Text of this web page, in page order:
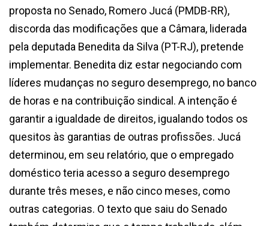
proposta no Senado, Romero Jucá (PMDB-RR),
discorda das modificações que a Câmara, liderada
pela deputada Benedita da Silva (PT-RJ), pretende
implementar. Benedita diz estar negociando com
líderes mudanças no seguro desemprego, no banco
de horas e na contribuição sindical. A intenção é
garantir a igualdade de direitos, igualando todos os
quesitos às garantias de outras profissões. Jucá
determinou, em seu relatório, que o empregado
doméstico teria acesso a seguro desemprego
durante três meses, e não cinco meses, como
outras categorias. O texto que saiu do Senado